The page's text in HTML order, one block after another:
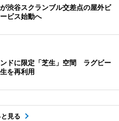
渋谷スクランブル交差点の屋外ビ
ビス始動へ
ドに限定「芝生」空間 ラグビー
を再利用
見る